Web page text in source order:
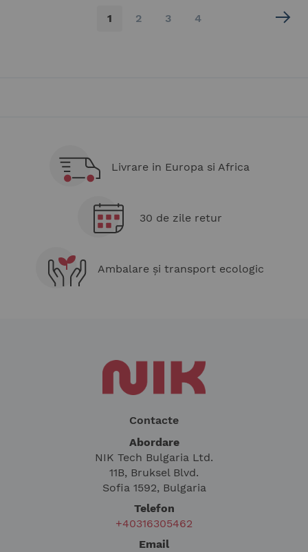
în
1 Pagina
2 Pagina
3 Pagina
4
Livrare in Europa si Africa
30 de zile retur
Ambalare și transport ecologic
Contacte
Abordare
NIK Tech Bulgaria Ltd.
11B, Bruksel Blvd.
Sofia 1592, Bulgaria
Telefon
+40316305462
Email